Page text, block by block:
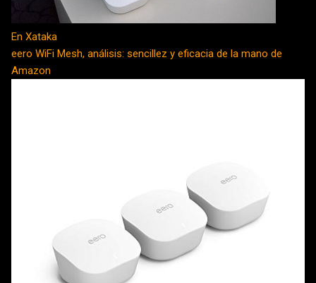
En Xataka
eero WiFi Mesh, análisis: sencillez y eficacia de la mano de
Amazon